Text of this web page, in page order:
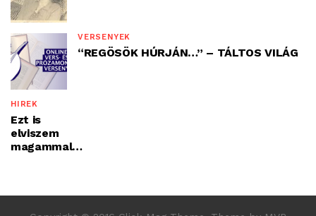
VERSENYEK
“REGÖSÖK HÚRJÁN…” – TÁLTOS VILÁG
HÍREK
Ezt is
elviszem
magammal…